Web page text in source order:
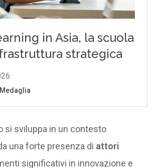
si sviluppa in un contesto
una forte presenza di attori
significativi in innovazione e